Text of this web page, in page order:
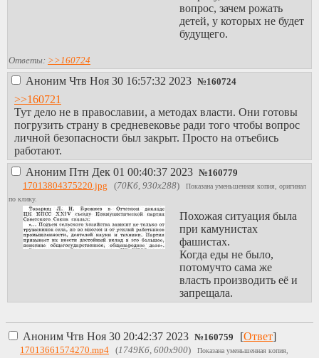
вопрос, зачем рожать
детей, у которых не будет
будущего.
Ответы: >>160724
Аноним Чтв Ноя 30 16:57:32 2023 №160724
>>160721
Тут дело не в православии, а методах власти. Они готовы
погрузить страну в средневековье ради того чтобы вопрос
личной безопасности был закрыт. Просто на отъебись
работают.
Аноним Птн Дек 01 00:40:37 2023 №160779
17013804375220.jpg (70Кб, 930x288)
Показана уменьшенная копия, оригинал
по клику.
Похожая ситуация была
при камунистах
фашистах.
Когда еды не было,
потомучто сама же
власть производить её и
запрещала.
Аноним Чтв Ноя 30 20:42:37 2023 №160759 [Ответ]
17013661574270.mp4 (1749Кб, 600x900)
Показана уменьшенная копия,